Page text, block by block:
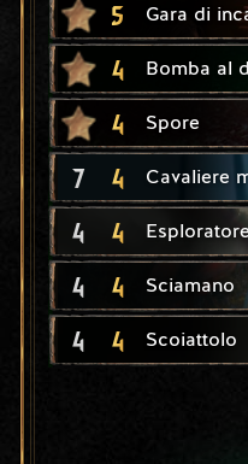
5 Gara di
4 Bomba al
4 Spore
7 4 Cavaliere
4 4 Esploratore
4 4 Sciamano
4 4 Scoiattolo